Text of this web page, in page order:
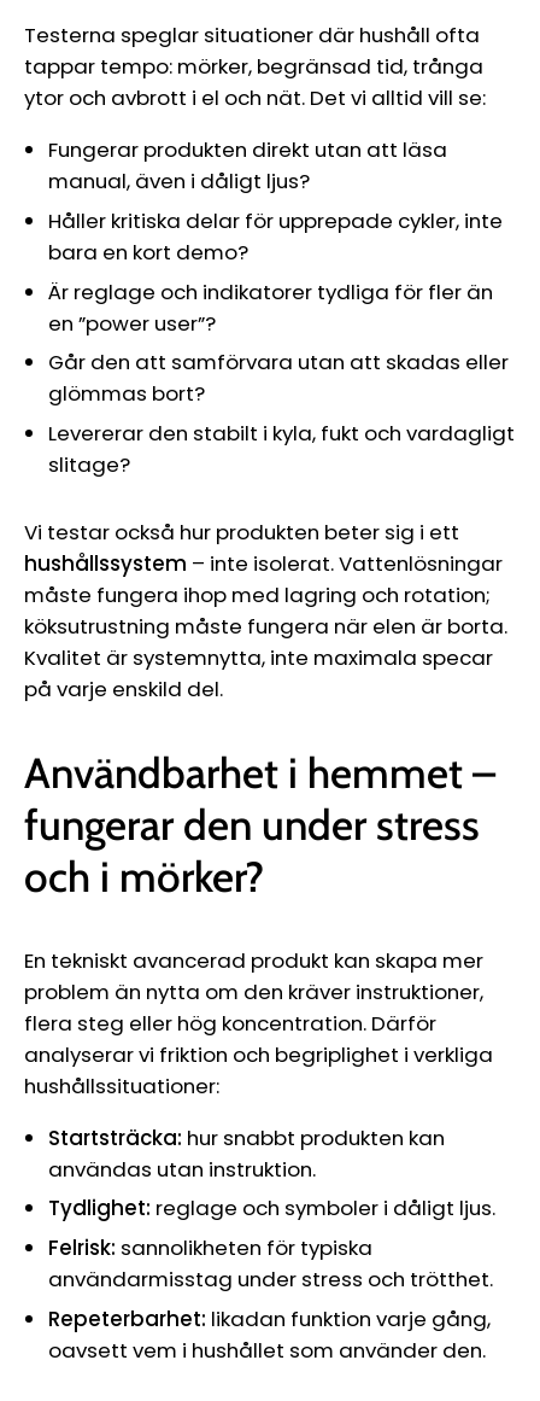
Testerna speglar situationer där hushåll ofta
tappar tempo: mörker, begränsad tid, trånga
ytor och avbrott i el och nät. Det vi alltid vill se:
Fungerar produkten direkt utan att läsa
manual, även i dåligt ljus?
Håller kritiska delar för upprepade cykler, inte
bara en kort demo?
Är reglage och indikatorer tydliga för fler än
en ”power user”?
Går den att samförvara utan att skadas eller
glömmas bort?
Levererar den stabilt i kyla, fukt och vardagligt
slitage?
Vi testar också hur produkten beter sig i ett
hushållssystem – inte isolerat. Vattenlösningar
måste fungera ihop med lagring och rotation;
köksutrustning måste fungera när elen är borta.
Kvalitet är systemnytta, inte maximala specar
på varje enskild del.
Användbarhet i hemmet –
fungerar den under stress
och i mörker?
En tekniskt avancerad produkt kan skapa mer
problem än nytta om den kräver instruktioner,
flera steg eller hög koncentration. Därför
analyserar vi friktion och begriplighet i verkliga
hushållssituationer:
Startsträcka: hur snabbt produkten kan
användas utan instruktion.
Tydlighet: reglage och symboler i dåligt ljus.
Felrisk: sannolikheten för typiska
användarmisstag under stress och trötthet.
Repeterbarhet: likadan funktion varje gång,
oavsett vem i hushållet som använder den.